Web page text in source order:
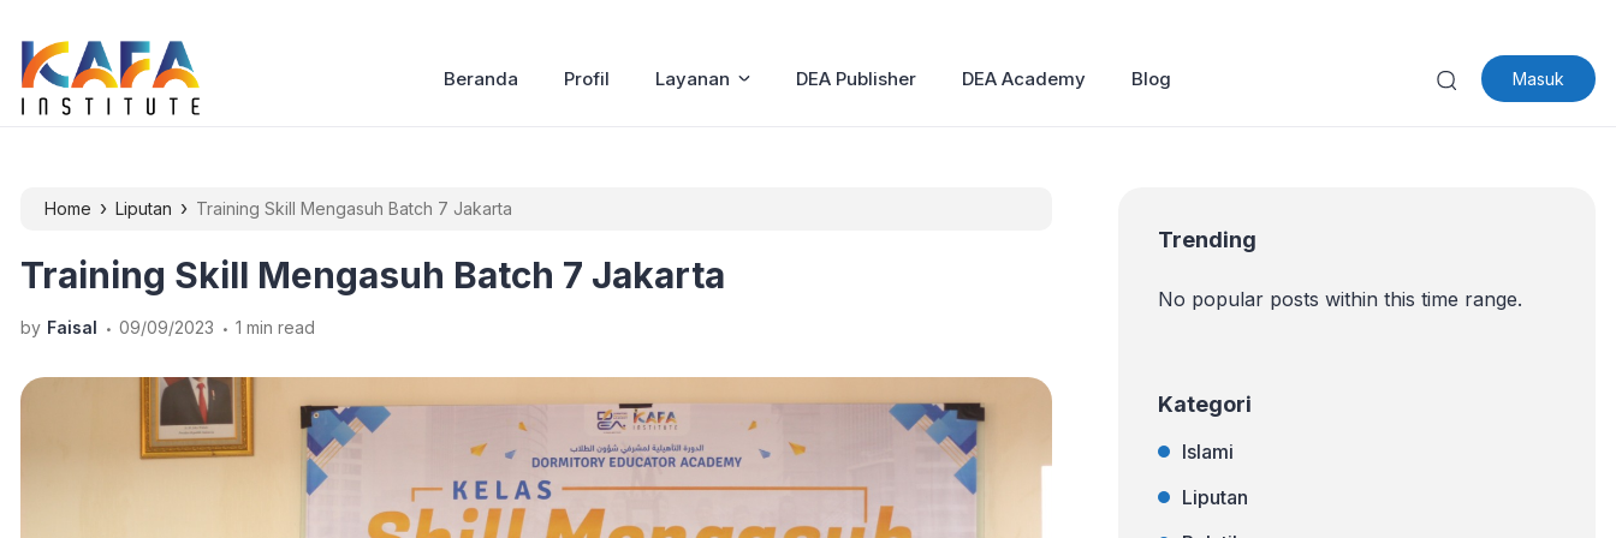
Masuk
Beranda Profil Layanan DEA Publisher DEA Academy Blog
Home › Liputan › Training Skill Mengasuh Batch 7 Jakarta
Training Skill Mengasuh Batch 7 Jakarta
by Faisal . 09/09/2023 . 1 min read
Trending
No popular posts within this time range.
Kategori
Islami
Liputan